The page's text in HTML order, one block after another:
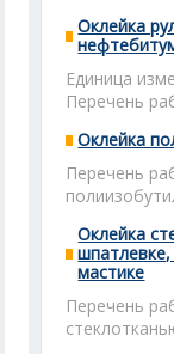
Оклейка
Единица
Перечень
Оклейка
Перечень
Оклейка
мастике
Перечень